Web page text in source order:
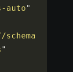
auto"
"